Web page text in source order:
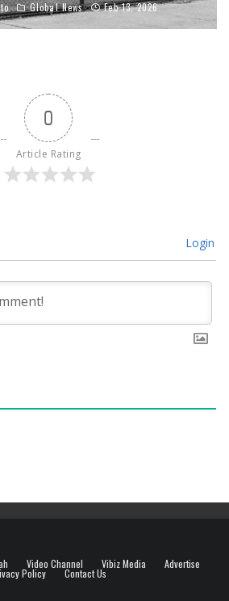
Global News Feb 13, 2026
0
Article Rating
Login
Video Channel Vibiz Media Advertise
Policy Contact Us